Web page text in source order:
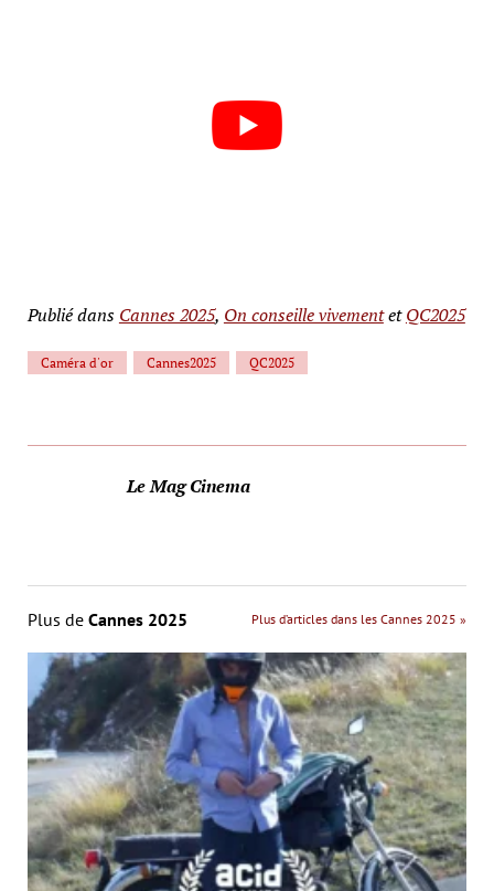
Publié dans Cannes 2025, On conseille vivementetQC2025
Caméra d'or Cannes2025 QC2025
Le Mag Cinema
Plus de Cannes 2025 Plus d’articles dans les Cannes 2025 »